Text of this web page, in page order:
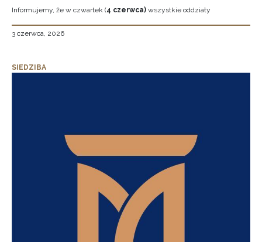
Informujemy, że w czwartek (4 czerwca) wszystkie oddziały
3 czerwca, 2026
SIEDZIBA